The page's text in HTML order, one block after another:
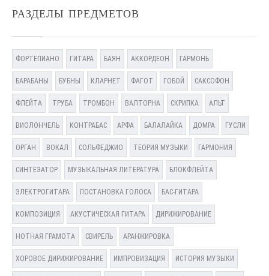
РАЗДЕЛЫ ПРЕДМЕТОВ
ФОРТЕПИАНО ГИТАРА БАЯН АККОРДЕОН ГАРМОНЬ
БАРАБАНЫ БУБНЫ КЛАРНЕТ ФАГОТ ГОБОЙ САКСОФОН
ФЛЕЙТА ТРУБА ТРОМБОН ВАЛТОРНА СКРИПКА АЛЬТ
ВИОЛОНЧЕЛЬ КОНТРАБАС АРФА БАЛАЛАЙКА ДОМРА ГУСЛИ
ОРГАН ВОКАЛ СОЛЬФЕДЖИО ТЕОРИЯ МУЗЫКИ ГАРМОНИЯ
СИНТЕЗАТОР МУЗЫКАЛЬНАЯ ЛИТЕРАТУРА БЛОКФЛЕЙТА
ЭЛЕКТРОГИТАРА ПОСТАНОВКА ГОЛОСА БАС-ГИТАРА
КОМПОЗИЦИЯ АКУСТИЧЕСКАЯ ГИТАРА ДИРИЖИРОВАНИЕ
НОТНАЯ ГРАМОТА СВИРЕЛЬ АРАНЖИРОВКА
ХОРОВОЕ ДИРИЖИРОВАНИЕ ИМПРОВИЗАЦИЯ ИСТОРИЯ МУЗЫКИ